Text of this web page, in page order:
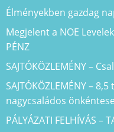
Élményekben gazdag
Megjelent a NOE
PÉNZ
SAJTÓKÖZLEMÉNY –
SAJTÓKÖZLEMÉNY –
nagycsaládos
PÁLYÁZATI FELHÍVÁS –